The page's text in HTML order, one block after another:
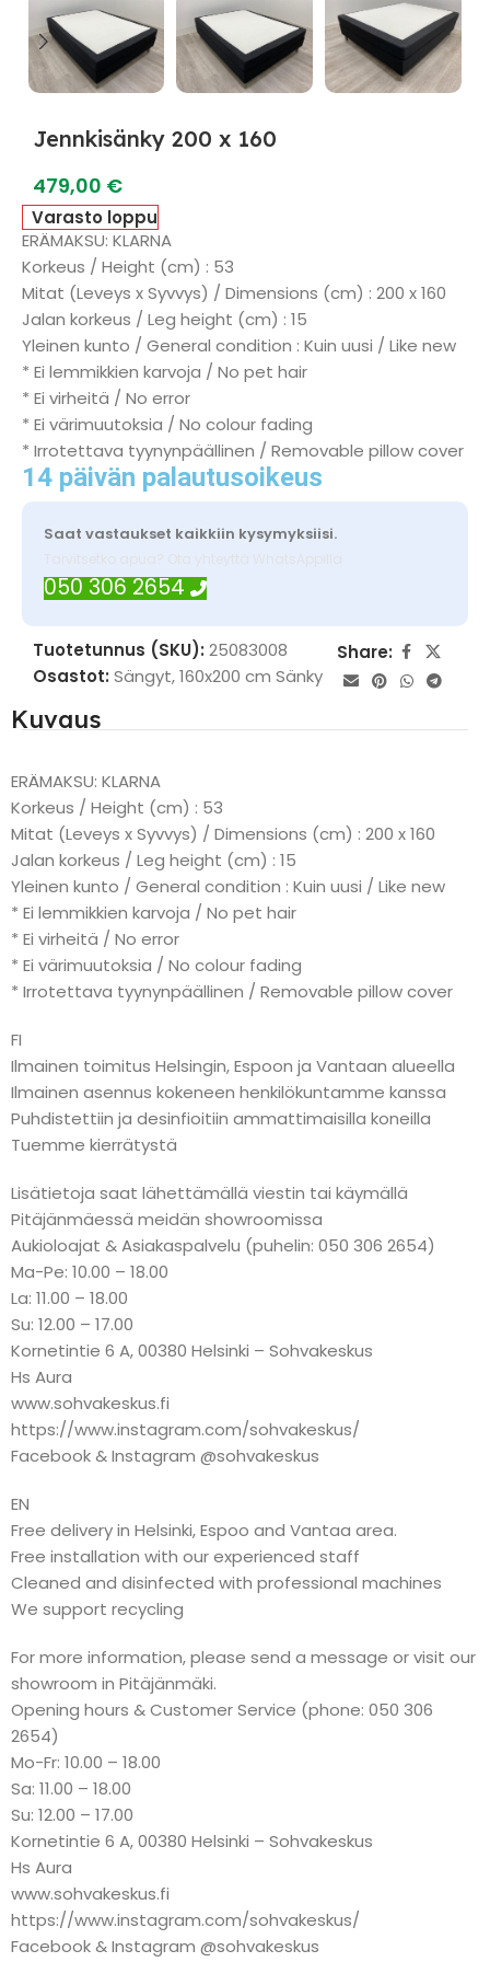
Jennkisänky 200 x 160
479,00 €
Varasto loppu
ERÄMAKSU: KLARNA
Korkeus / Height (cm) : 53
Mitat (Leveys x Syvvys) / Dimensions (cm) : 200 x 160
Jalan korkeus / Leg height (cm) : 15
Yleinen kunto / General condition : Kuin uusi / Like new
* Ei lemmikkien karvoja / No pet hair
* Ei virheitä / No error
* Ei värimuutoksia / No colour fading
* Irrotettava tyynynpäällinen / Removable pillow cover
14 päivän palautusoikeus
Saat vastaukset kaikkiin kysymyksiisi.
Tarvitsetko apua? Ota yhteyttä WhatsAppilla
050 306 2654
Tuotetunnus (SKU): 25083008
Osastot: Sängyt,160x200 cm Sänky
Share:
Kuvaus
ERÄMAKSU: KLARNA
Korkeus / Height (cm) : 53
Mitat (Leveys x Syvvys) / Dimensions (cm) : 200 x 160
Jalan korkeus / Leg height (cm) : 15
Yleinen kunto / General condition : Kuin uusi / Like new
* Ei lemmikkien karvoja / No pet hair
* Ei virheitä / No error
* Ei värimuutoksia / No colour fading
* Irrotettava tyynynpäällinen / Removable pillow cover
FI
Ilmainen toimitus Helsingin, Espoon ja Vantaan alueella
Ilmainen asennus kokeneen henkilökuntamme kanssa
Puhdistettiin ja desinfioitiin ammattimaisilla koneilla
Tuemme kierrätystä
Lisätietoja saat lähettämällä viestin tai käymällä
Pitäjänmäessä meidän showroomissa
Aukioloajat & Asiakaspalvelu (puhelin: 050 306 2654)
Ma-Pe: 10.00 – 18.00
La: 11.00 – 18.00
Su: 12.00 – 17.00
Kornetintie 6 A, 00380 Helsinki – Sohvakeskus
Hs Aura
www.sohvakeskus.fi
https://www.instagram.com/sohvakeskus/
Facebook & Instagram @sohvakeskus
EN
Free delivery in Helsinki, Espoo and Vantaa area.
Free installation with our experienced staff
Cleaned and disinfected with professional machines
We support recycling
For more information, please send a message or visit our
showroom in Pitäjänmäki.
Opening hours & Customer Service (phone: 050 306
2654)
Mo-Fr: 10.00 – 18.00
Sa: 11.00 – 18.00
Su: 12.00 – 17.00
Kornetintie 6 A, 00380 Helsinki – Sohvakeskus
Hs Aura
www.sohvakeskus.fi
https://www.instagram.com/sohvakeskus/
Facebook & Instagram @sohvakeskus